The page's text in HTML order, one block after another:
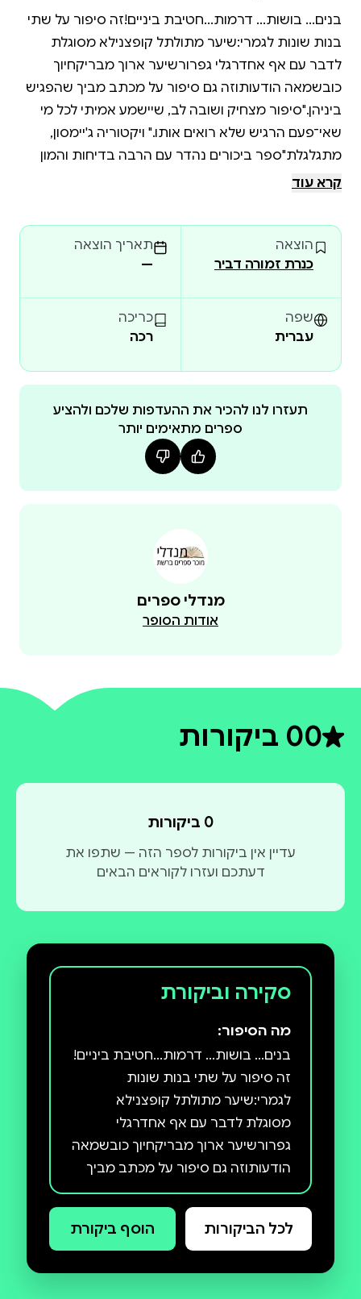
בנים... בושות... דרמות...חטיבת ביניים!זה סיפור על שתי
בנות שונות לגמרי:שיער מתולתל קופצנילא מסוגלת
לדבר עם אף אחדרגלי גפרורשיער ארוך מבריקחיוך
כובשמאה הודעותוזה גם סיפור על מכתב מביך שהפגיש
ביניהן."סיפור מצחיק ושובה לב, שיישמע אמיתי לכל מי
שאי־פעם הרגיש שלא רואים אותו." ויקטוריה ג'יימסון,
מתגלגלת"ספר ביכורים נהדר עם הרבה בדיחות והמון
לב. בלתי נשכח. ספרות חטיבת ביניים במיטבה!" לינקולן
קרא עוד
הוצאה
כנרת זמורה דביר
תאריך הוצאה
—
שפה
עברית
כריכה
רכה
תעזרו לנו להכיר את ההעדפות שלכם ולהציע
ספרים מתאימים יותר
מנדלי ספרים
אודות הסופר
0דירוג ממוצע 0 מתוך 5
0 ביקורות
0 ביקורות
עדיין אין ביקורות לספר הזה — שתפו את
דעתכם ועזרו לקוראים הבאים
סקירה וביקורת
מה הסיפור:
בנים... בושות... דרמות...חטיבת ביניים!
זה סיפור על שתי בנות שונות
לגמרי:שיער מתולתל קופצנילא
מסוגלת לדבר עם אף אחדרגלי
גפרורשיער ארוך מבריקחיוך כובשמאה
הודעותוזה גם סיפור על מכתב מביך
שהפגיש ביניהן."סיפור מצחיק ושובה
לב, שיישמע אמיתי לכל מי שאי־פעם
הרגיש שלא רואים אותו." ויקטוריה
לכל הביקורות הוסף ביקורת